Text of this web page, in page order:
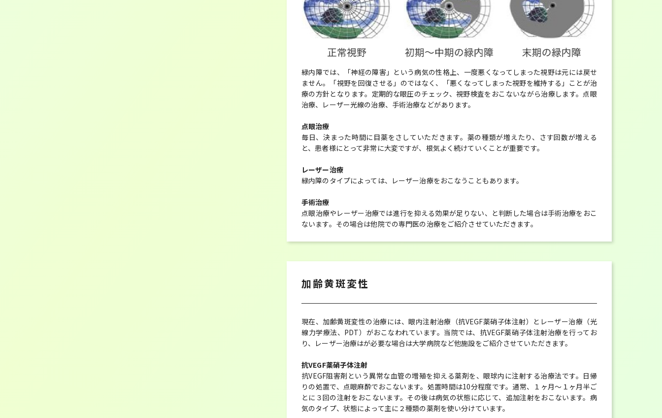
緑内障では、「神経の障害」という病気の性格上、一度悪くなってしまった視野は元には戻せ
ません。「視野を回復させる」のではなく、「悪くなってしまった視野を維持する」ことが治
療の方針となります。定期的な眼圧のチェック、視野検査をおこないながら治療します。点眼
治療、レーザー光線の治療、手術治療などがあります。
点眼治療
毎日、決まった時間に目薬をさしていただきます。薬の種類が増えたり、さす回数が増える
と、患者様にとって非常に大変ですが、根気よく続けていくことが重要です。
レーザー治療
緑内障のタイプによっては、レーザー治療をおこなうこともあります。
手術治療
点眼治療やレーザー治療では進行を抑える効果が足りない、と判断した場合は手術治療をおこ
ないます。その場合は他院での専門医の治療をご紹介させていただきます。
加齢黄斑変性
現在、加齢黄斑変性の治療には、眼内注射治療（抗VEGF薬硝子体注射）とレーザー治療（光
線力学療法、PDT）がおこなわれています。当院では、抗VEGF薬硝子体注射治療を行ってお
り、レーザー治療はが必要な場合は大学病院など他施設をご紹介させていただきます。
抗VEGF薬硝子体注射
抗VEGF阻害剤という異常な血管の増殖を抑える薬剤を、眼球内に注射する治療法です。日帰
りの処置で、点眼麻酔でおこないます。処置時間は10分程度です。通常、１ヶ月～１ヶ月半ご
とに３回の注射をおこないます。その後は病気の状態に応じて、追加注射をおこないます。病
気のタイプ、状態によって主に２種類の薬剤を使い分けています。